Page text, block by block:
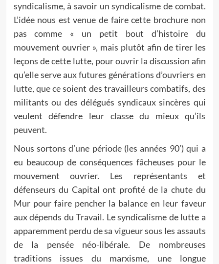
syndicalisme, à savoir un syndicalisme de combat.
L’idée nous est venue de faire cette brochure non
pas comme « un petit bout d’histoire du
mouvement ouvrier », mais plutôt afin de tirer les
leçons de cette lutte, pour ouvrir la discussion afin
qu’elle serve aux futures générations d’ouvriers en
lutte, que ce soient des travailleurs combatifs, des
militants ou des délégués syndicaux sincères qui
veulent défendre leur classe du mieux qu’ils
peuvent.
Nous sortons d’une période (les années 90’) qui a
eu beaucoup de conséquences fâcheuses pour le
mouvement ouvrier. Les représentants et
défenseurs du Capital ont profité de la chute du
Mur pour faire pencher la balance en leur faveur
aux dépends du Travail. Le syndicalisme de lutte a
apparemment perdu de sa vigueur sous les assauts
de la pensée néo-libérale. De nombreuses
traditions issues du marxisme, une longue